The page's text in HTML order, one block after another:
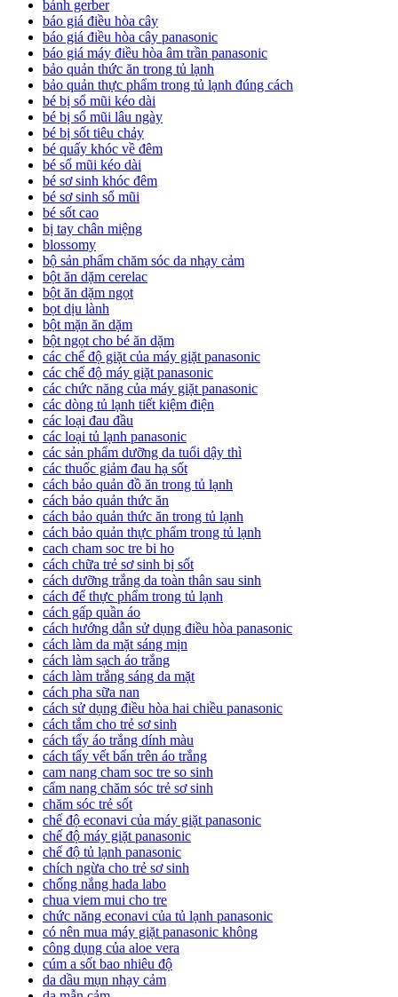
bánh gerber
báo giá điều hòa cây
báo giá điều hòa cây panasonic
báo giá máy điều hòa âm trần panasonic
bảo quản thức ăn trong tủ lạnh
bảo quản thực phẩm trong tủ lạnh đúng cách
bé bị sổ mũi kéo dài
bé bị sổ mũi lâu ngày
bé bị sốt tiêu chảy
bé quấy khóc về đêm
bé sổ mũi kéo dài
bé sơ sinh khóc đêm
bé sơ sinh sổ mũi
bé sốt cao
bị tay chân miệng
blossomy
bộ sản phẩm chăm sóc da nhạy cảm
bột ăn dặm cerelac
bột ăn dặm ngọt
bọt dịu lành
bột mặn ăn dặm
bột ngọt cho bé ăn dặm
các chế độ giặt của máy giặt panasonic
các chế độ máy giặt panasonic
các chức năng của máy giặt panasonic
các dòng tủ lạnh tiết kiệm điện
các loại đau đầu
các loại tủ lạnh panasonic
các sản phẩm dưỡng da tuổi dậy thì
các thuốc giảm đau hạ sốt
cách bảo quản đồ ăn trong tủ lạnh
cách bảo quản thức ăn
cách bảo quản thức ăn trong tủ lạnh
cách bảo quản thực phẩm trong tủ lạnh
cach cham soc tre bi ho
cách chữa trẻ sơ sinh bị sốt
cách dưỡng trắng da toàn thân sau sinh
cách để thực phẩm trong tủ lạnh
cách gấp quần áo
cách hướng dẫn sử dụng điều hòa panasonic
cách làm da mặt sáng mịn
cách làm sạch áo trắng
cách làm trắng sáng da mặt
cách pha sữa nan
cách sử dụng điều hòa hai chiều panasonic
cách tắm cho trẻ sơ sinh
cách tẩy áo trắng dính màu
cách tẩy vết bẩn trên áo trắng
cam nang cham soc tre so sinh
cẩm nang chăm sóc trẻ sơ sinh
chăm sóc trẻ sốt
chế độ econavi của máy giặt panasonic
chế độ máy giặt panasonic
chế độ tủ lạnh panasonic
chích ngừa cho trẻ sơ sinh
chống nắng hada labo
chua viem mui cho tre
chức năng econavi của tủ lạnh panasonic
có nên mua máy giặt panasonic không
công dụng của aloe vera
cúm a sốt bao nhiêu độ
da dầu mụn nhạy cảm